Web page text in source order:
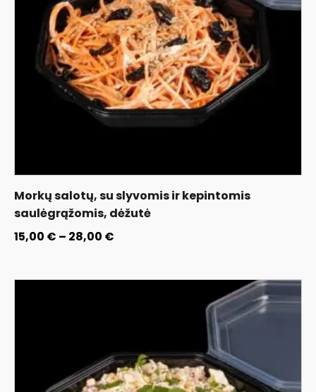
Morkų salotų, su slyvomis ir kepintomis
saulėgrąžomis, dėžutė
15,00 € – 28,00 €